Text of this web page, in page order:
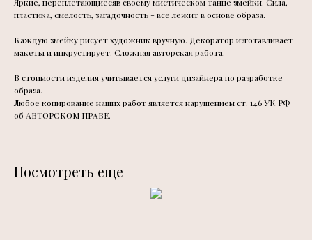
Яркие, переплетающиесяв своему мистическом танце змейки. Сила,
пластика, смелость, загадочность - все лежит в основе образа.
Каждую змейку рисует художник вручную. Декоратор изготавливает
макеты и инкрустирует. Сложная авторская работа.
В стоимости изделия учитывается услуги дизайнера по разработке
образа.
Любое копирование наших работ является нарушением ст. 146 УК РФ
об АВТОРСКОМ ПРАВЕ.
Посмотреть еще